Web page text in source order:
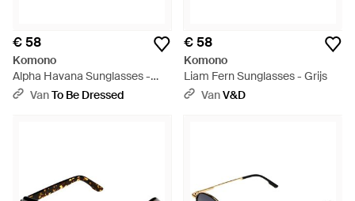
€ 58
Komono
Alpha Havana Sunglasses -
BruinVanTo Be Dressed
€ 58
Komono
Liam Fern Sunglasses - Grijs
VanV&D